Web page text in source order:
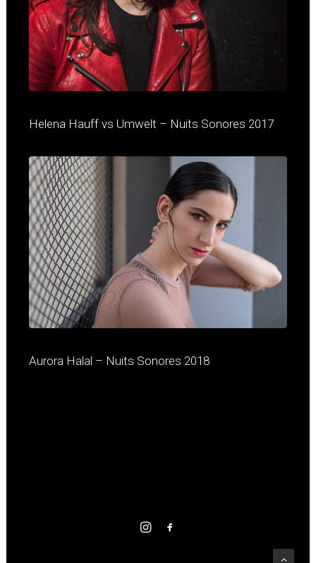
Helena Hauff vs Umwelt – Nuits Sonores 2017
Aurora Halal – Nuits Sonores 2018